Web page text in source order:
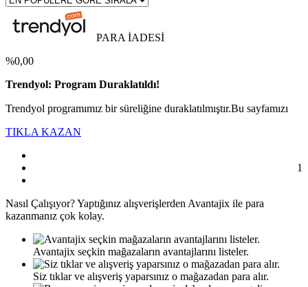
PARA İADESİ
%0,00
Trendyol: Program Duraklatıldı!
Trendyol programımız bir süreliğine duraklatılmıştır.Bu sayfamızı
TIKLA KAZAN
1
Nasıl Çalışıyor?Yaptığınız alışverişlerden Avantajix ile para
kazanmanız çok kolay.
Avantajix seçkin mağazaların avantajlarını listeler.
Siz tıklar ve alışveriş yaparsınız o mağazadan para alır.